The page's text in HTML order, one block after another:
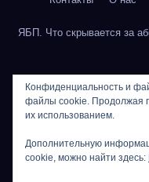
ЯБП. Что скрывается за
Категория видео
Видео пользователя
Для заметок Cookie
Конфиденциальность и
файлы cookie. Продолжая
их использованием.
Дополнительную
cookie, можно найти здесь: